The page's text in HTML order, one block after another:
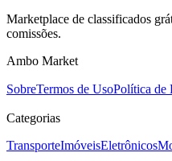
Marketplace de classificados
comissões.
Ambo Market
SobreTermos de UsoPolítica de
Categorias
TransporteImóveisEletrônicos